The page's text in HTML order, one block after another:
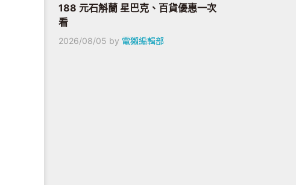
188 元石斛蘭 星巴克、百貨優惠一次
看
2026/08/05 by 電獺編輯部